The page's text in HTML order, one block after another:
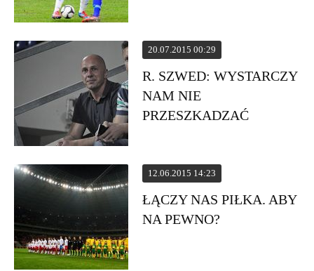
20.07.2015 00:29
R. SZWED: WYSTARCZY
NAM NIE
PRZESZKADZAĆ
12.06.2015 14:23
ŁĄCZY NAS PIŁKA. ABY
NA PEWNO?